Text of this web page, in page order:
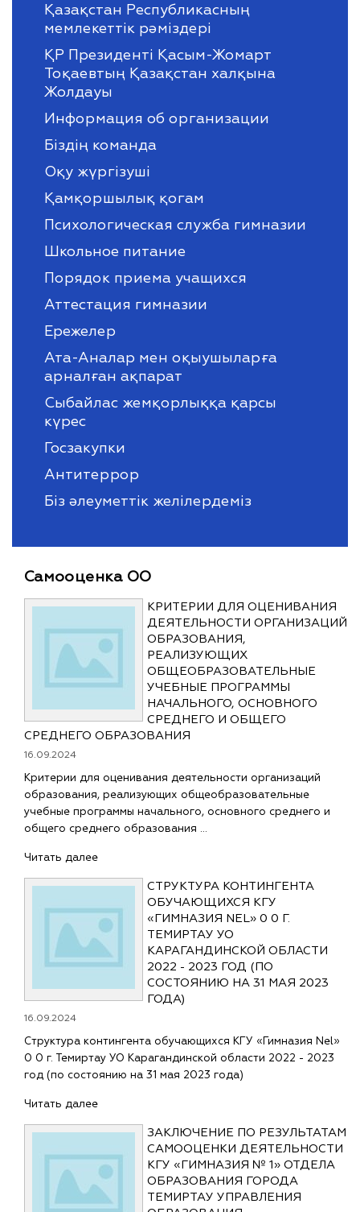
Қазақстан Республикасның
мемлекеттік рәміздері
ҚР Президенті Қасым-Жомарт
Тоқаевтың Қазақстан халқына
Жолдауы
Информация об организации
Біздің команда
Оқу жүргізуші
Қамқоршылық қогам
Психологическая служба гимназии
Школьное питание
Порядок приема учащихся
Аттестация гимназии
Ережелер
Ата-Аналар мен оқыушыларға
арналған ақпарат
Сыбайлас жемқорлыққа қарсы
күрес
Госзакупки
Антитеррор
Біз әлеуметтік желілердеміз
Самооценка ОО
КРИТЕРИИ ДЛЯ ОЦЕНИВАНИЯ
ДЕЯТЕЛЬНОСТИ ОРГАНИЗАЦИЙ
ОБРАЗОВАНИЯ,
РЕАЛИЗУЮЩИХ
ОБЩЕОБРАЗОВАТЕЛЬНЫЕ
УЧЕБНЫЕ ПРОГРАММЫ
НАЧАЛЬНОГО, ОСНОВНОГО
СРЕДНЕГО И ОБЩЕГО
СРЕДНЕГО ОБРАЗОВАНИЯ
16.09.2024
Критерии для оценивания деятельности организаций
образования, реализующих общеобразовательные
учебные программы начального, основного среднего и
общего среднего образования …
Читать далее
СТРУКТУРА КОНТИНГЕНТА
ОБУЧАЮЩИХСЯ КГУ
«ГИМНАЗИЯ NEL» 0 0 Г.
ТЕМИРТАУ УО
КАРАГАНДИНСКОЙ ОБЛАСТИ
2022 - 2023 ГОД (ПО
СОСТОЯНИЮ НА 31 МАЯ 2023
ГОДА)
16.09.2024
Структура контингента обучающихся КГУ «Гимназия Nel»
0 0 г. Темиртау УО Карагандинской области 2022 - 2023
год (по состоянию на 31 мая 2023 года)
Читать далее
ЗАКЛЮЧЕНИЕ ПО РЕЗУЛЬТАТАМ
САМООЦЕНКИ ДЕЯТЕЛЬНОСТИ
КГУ «ГИМНАЗИЯ № 1» ОТДЕЛА
ОБРАЗОВАНИЯ ГОРОДА
ТЕМИРТАУ УПРАВЛЕНИЯ